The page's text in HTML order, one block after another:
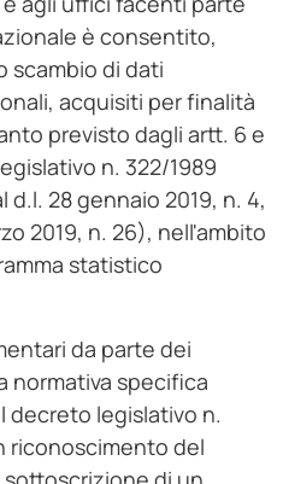
è consentito,
scambio di dati
acquisiti per finalità
previsto dagli artt. 6 e
n. 322/1989
28 gennaio 2019, n. 4,
2019, n. 26), nell'ambito
statistico
da parte dei
normativa specifica
decreto legislativo n.
riconoscimento del